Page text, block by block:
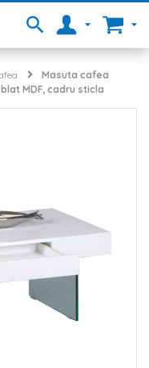
Masuta cafea
MDF, cadru sticla